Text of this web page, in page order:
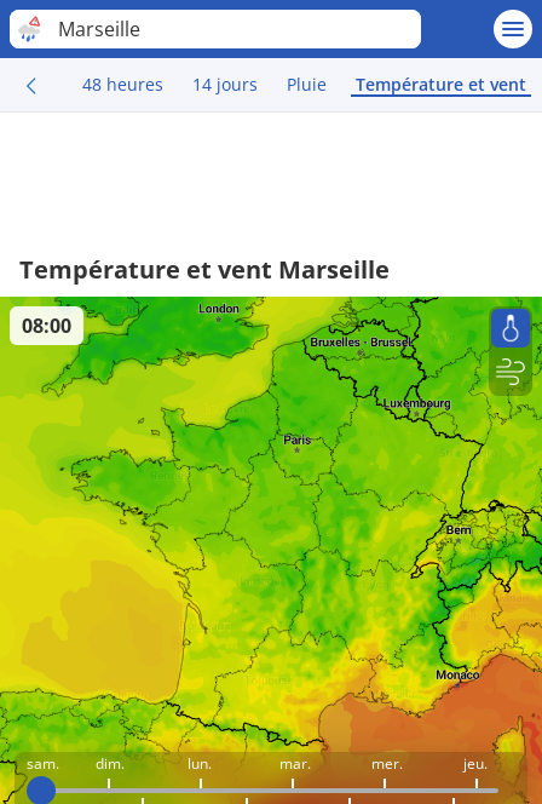
Marseille
48 heures 14 jours Pluie Température et vent
Température et vent Marseille
sam. dim. lun. mar. mer. jeu.
08:00